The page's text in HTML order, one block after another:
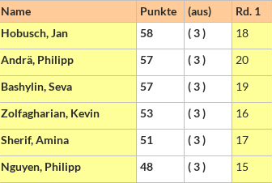
Name Punkte (aus) Rd. 1
Hobusch, Jan 58 ( 3 ) 18
Andrä, Philipp 57 ( 3 ) 20
Bashylin, Seva 57 ( 3 ) 19
Zolfagharian, Kevin 53 ( 3 ) 16
Sherif, Amina 51 ( 3 ) 17
Nguyen, Philipp 48 ( 3 ) 15